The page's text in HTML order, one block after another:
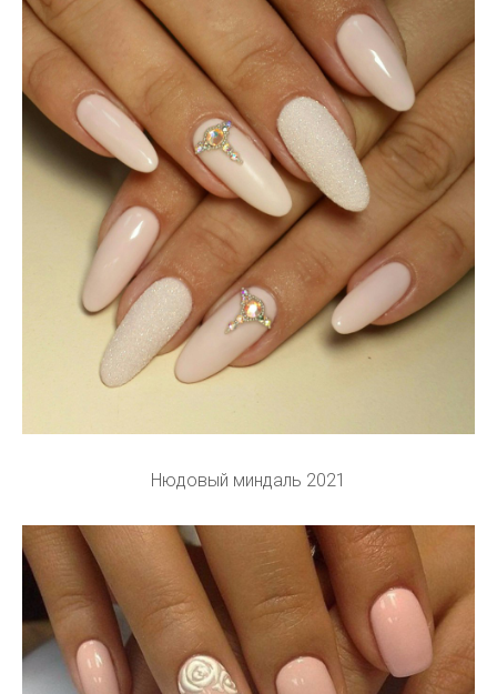
Нюдовый миндаль 2021